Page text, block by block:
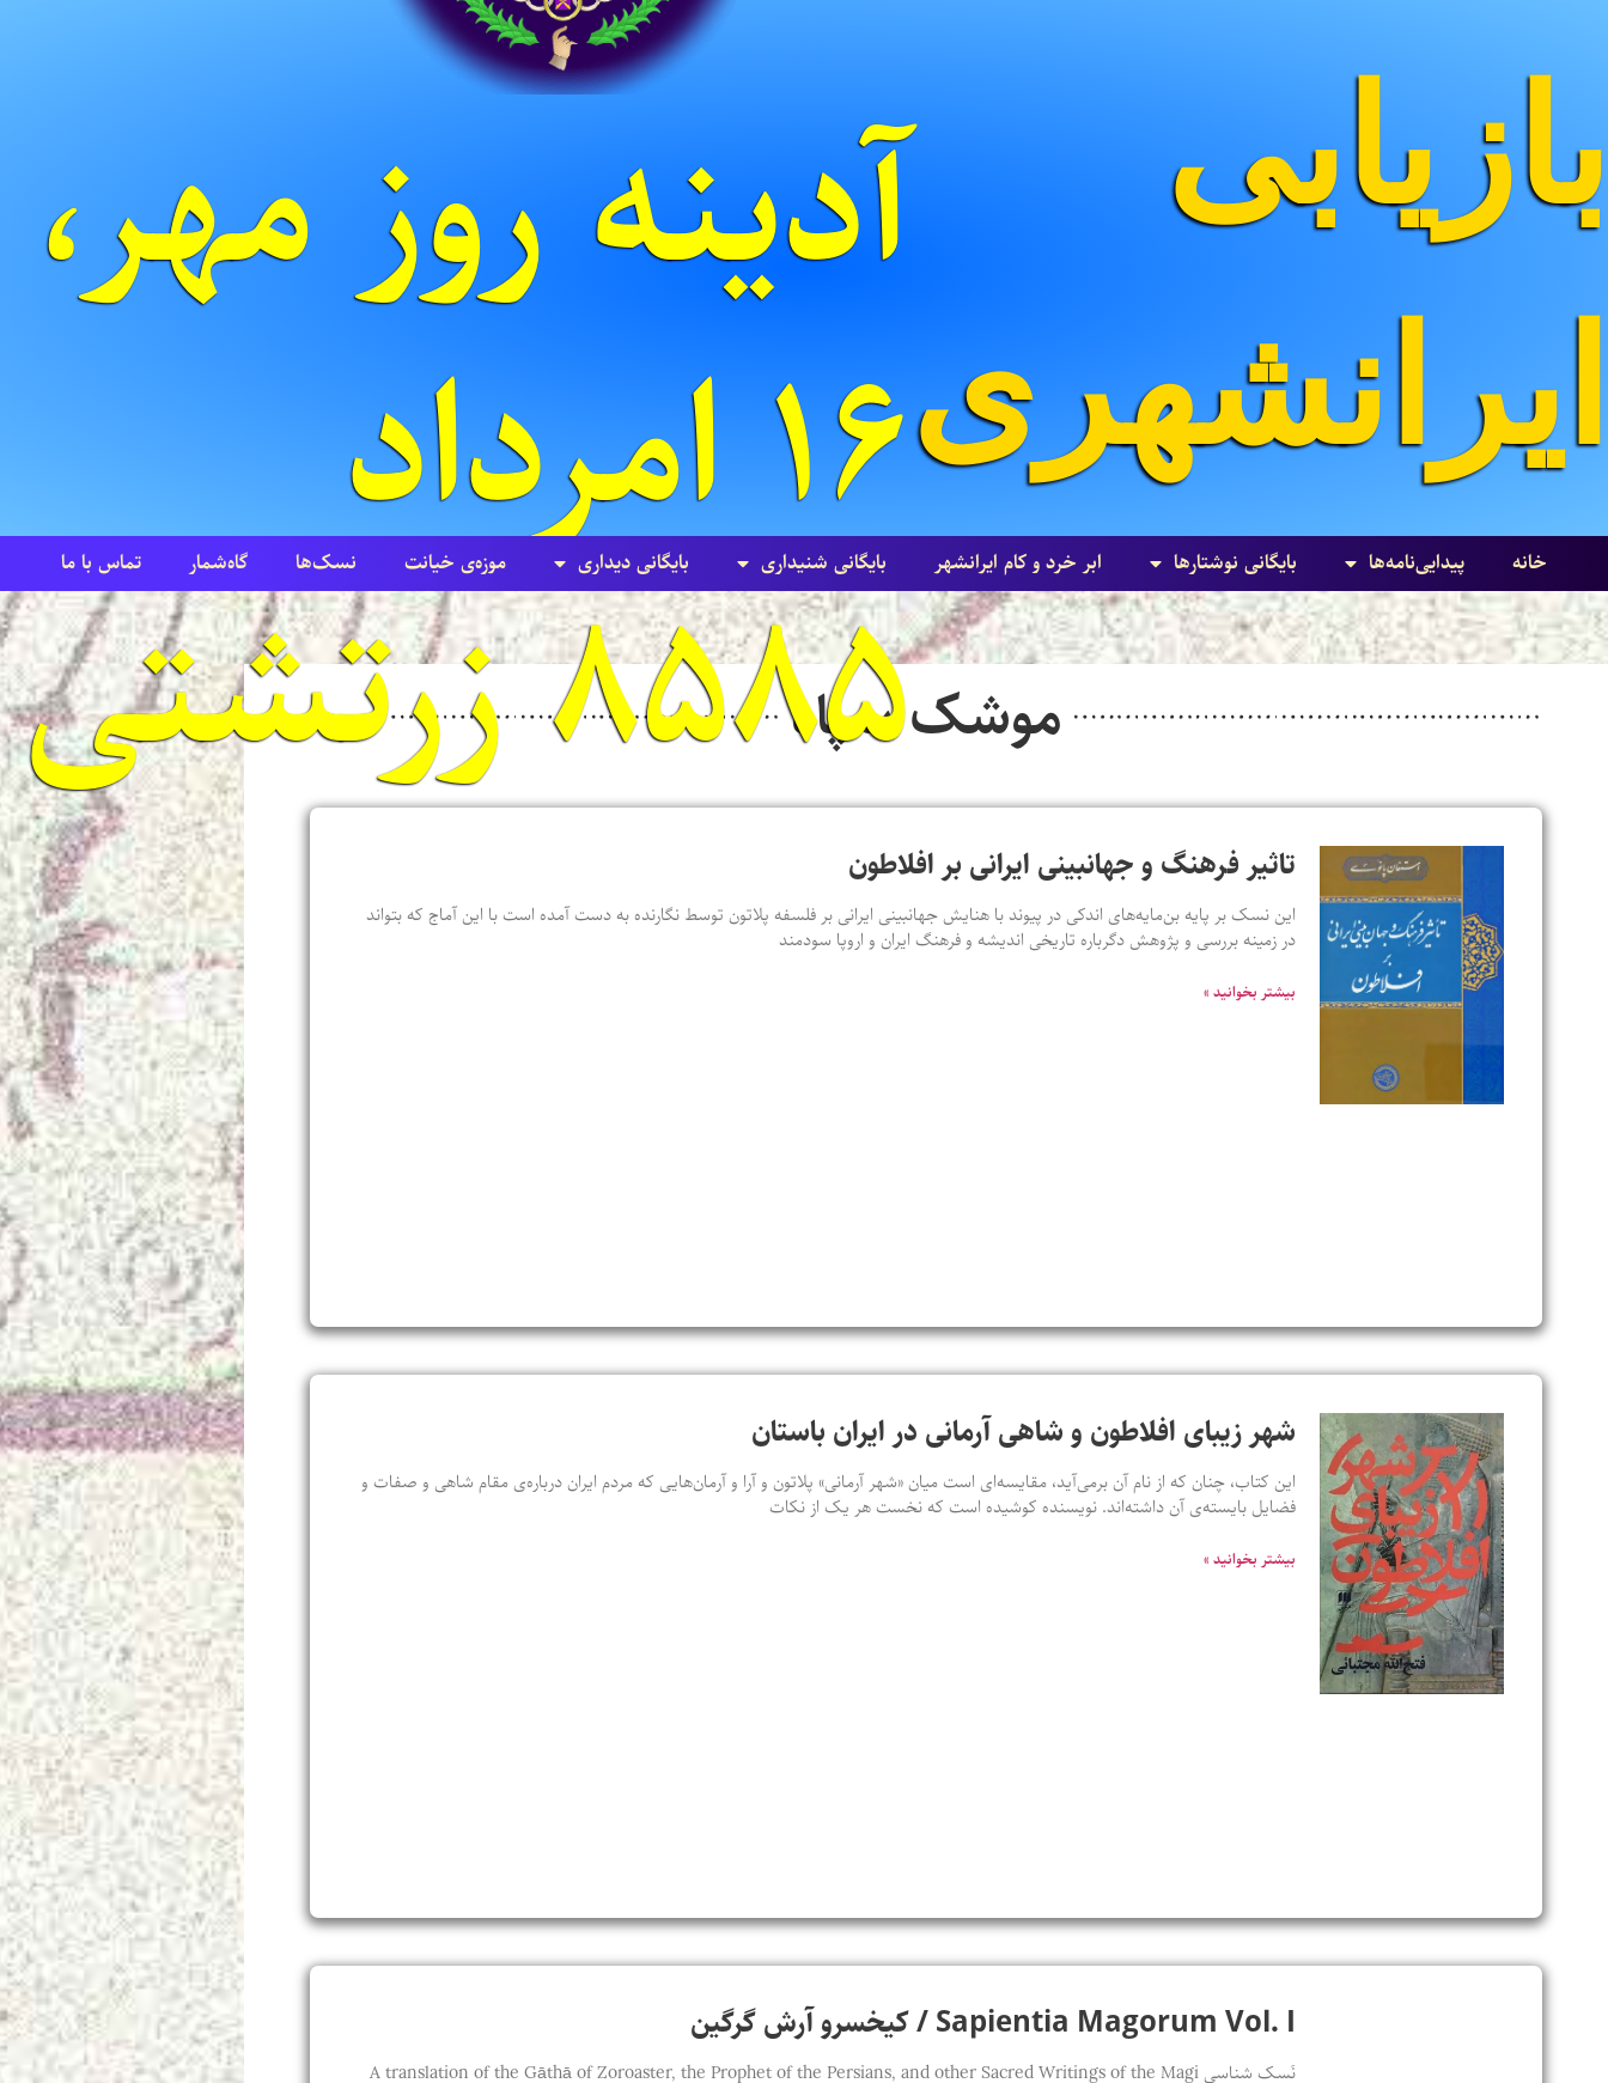
بازیابی
ایرانشهری
آدینه روز مهر،
۱۶ امرداد
۸۵۸۵ زرتشتی
خانه پیدایی‌نامه‌ها بایگانی نوشتارها ابر خرد و کام ایرانشهر بایگانی شنيداری بایگانی ديداری موزه‌ی خیانت نسک‌ها گاه‌شمار تماس با ما
موشک سپاه
تاثیر فرهنگ و جهانبینی ایرانی بر افلاطون
این نسک بر پایه بن‌مایه‌های اندکی در پیوند با هنایش جهانبینی ایرانی بر فلسفه پلاتون توسط نگارنده به دست آمده است با این آماج که بتواند
در زمینه بررسی و پژوهش دگرباره تاریخی اندیشه و فرهنگ ایران و اروپا سودمند
بیشتر بخوانید »
شهر زیبای افلاطون و شاهی آرمانی در ایران باستان
این کتاب، چنان که از نام آن برمی‌آید، مقایسه‌ای‌ است میان «شهر آرمانی» پلاتون و آرا و آرمان‌هایی که مردم ایران درباره‌‌ی مقام شاهی و صفات و
فضایل بایسته‌ی آن داشته‌اند. نویسنده کوشیده است که نخست هر یک از نکات
بیشتر بخوانید »
Sapientia Magorum Vol. I / کیخسرو آرش گرگین
نَسک شناسی A translation of the Gāthā of Zoroaster, the Prophet of the Persians, and other Sacred Writings of the Magi